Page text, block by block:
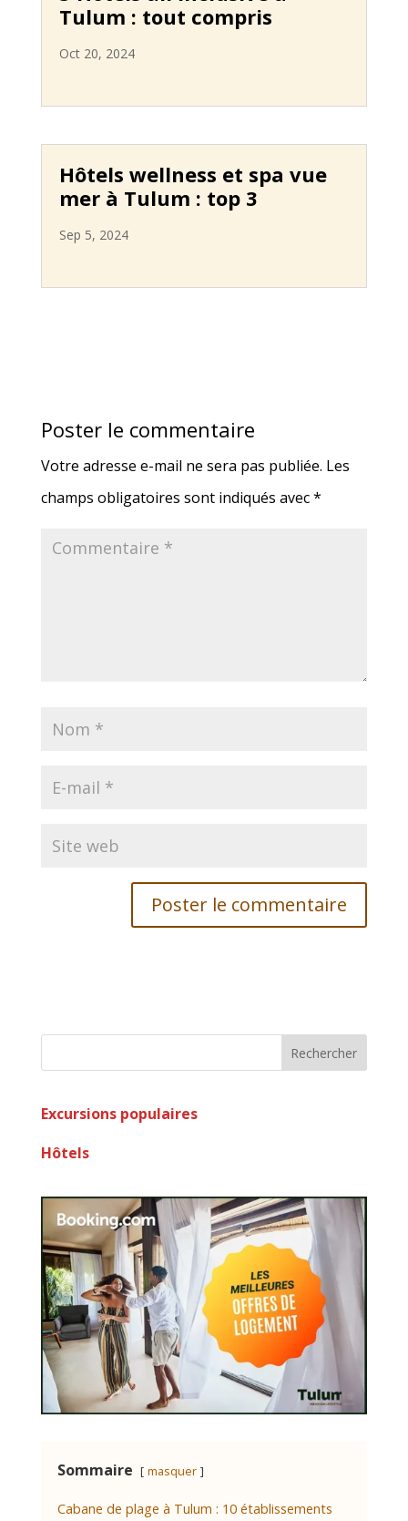
Tulum : tout compris
Oct 20, 2024
Hôtels wellness et spa vue
mer à Tulum : top 3
Sep 5, 2024
Poster le commentaire
Votre adresse e-mail ne sera pas publiée. Les
champs obligatoires sont indiqués avec*
Rechercher
Excursions populaires
Hôtels
Sommaire masquer
Cabane de plage à Tulum : 10 établissements